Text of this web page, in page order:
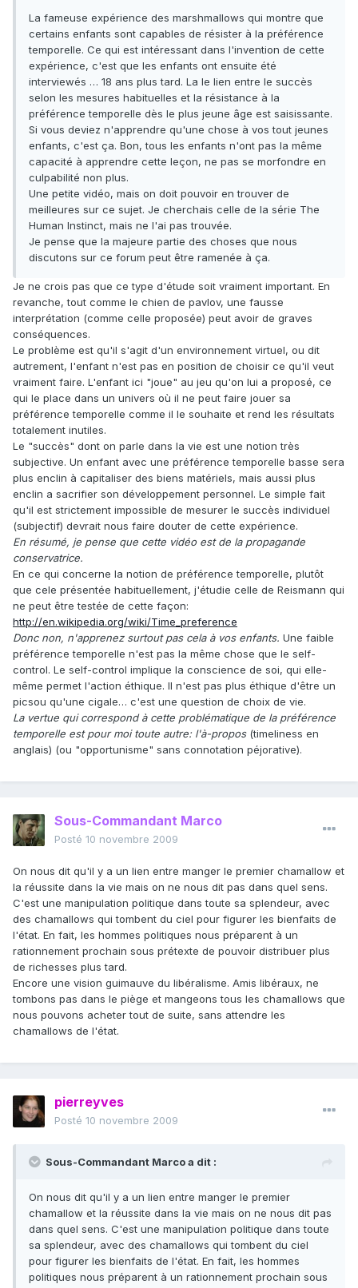
La fameuse expérience des marshmallows qui montre que
certains enfants sont capables de résister à la préférence
temporelle. Ce qui est intéressant dans l'invention de cette
expérience, c'est que les enfants ont ensuite été
interviewés … 18 ans plus tard. La le lien entre le succès
selon les mesures habituelles et la résistance à la
préférence temporelle dès le plus jeune âge est saisissante.
Si vous deviez n'apprendre qu'une chose à vos tout jeunes
enfants, c'est ça. Bon, tous les enfants n'ont pas la même
capacité à apprendre cette leçon, ne pas se morfondre en
culpabilité non plus.
Une petite vidéo, mais on doit pouvoir en trouver de
meilleures sur ce sujet. Je cherchais celle de la série The
Human Instinct, mais ne l'ai pas trouvée.
Je pense que la majeure partie des choses que nous
discutons sur ce forum peut être ramenée à ça.
Je ne crois pas que ce type d'étude soit vraiment important. En
revanche, tout comme le chien de pavlov, une fausse
interprétation (comme celle proposée) peut avoir de graves
conséquences.
Le problème est qu'il s'agit d'un environnement virtuel, ou dit
autrement, l'enfant n'est pas en position de choisir ce qu'il veut
vraiment faire. L'enfant ici "joue" au jeu qu'on lui a proposé, ce
qui le place dans un univers où il ne peut faire jouer sa
préférence temporelle comme il le souhaite et rend les résultats
totalement inutiles.
Le "succès" dont on parle dans la vie est une notion très
subjective. Un enfant avec une préférence temporelle basse sera
plus enclin à capitaliser des biens matériels, mais aussi plus
enclin a sacrifier son développement personnel. Le simple fait
qu'il est strictement impossible de mesurer le succès individuel
(subjectif) devrait nous faire douter de cette expérience.
En résumé, je pense que cette vidéo est de la propagande
conservatrice.
En ce qui concerne la notion de préférence temporelle, plutôt
que cele présentée habituellement, j'étudie celle de Reismann qui
ne peut être testée de cette façon:
http://en.wikipedia.org/wiki/Time_preference
Donc non, n'apprenez surtout pas cela à vos enfants. Une faible
préférence temporelle n'est pas la même chose que le self-
control. Le self-control implique la conscience de soi, qui elle-
même permet l'action éthique. Il n'est pas plus éthique d'être un
picsou qu'une cigale… c'est une question de choix de vie.
La vertue qui correspond à cette problématique de la préférence
temporelle est pour moi toute autre: l'à-propos (timeliness en
anglais) (ou "opportunisme" sans connotation péjorative).
Sous-Commandant Marco
Posté 10 novembre 2009
On nous dit qu'il y a un lien entre manger le premier chamallow et
la réussite dans la vie mais on ne nous dit pas dans quel sens.
C'est une manipulation politique dans toute sa splendeur, avec
des chamallows qui tombent du ciel pour figurer les bienfaits de
l'état. En fait, les hommes politiques nous préparent à un
rationnement prochain sous prétexte de pouvoir distribuer plus
de richesses plus tard.
Encore une vision guimauve du libéralisme. Amis libéraux, ne
tombons pas dans le piège et mangeons tous les chamallows que
nous pouvons acheter tout de suite, sans attendre les
chamallows de l'état.
pierreyves
Posté 10 novembre 2009
Sous-Commandant Marco a dit :
On nous dit qu'il y a un lien entre manger le premier
chamallow et la réussite dans la vie mais on ne nous dit pas
dans quel sens. C'est une manipulation politique dans toute
sa splendeur, avec des chamallows qui tombent du ciel
pour figurer les bienfaits de l'état. En fait, les hommes
politiques nous préparent à un rationnement prochain sous